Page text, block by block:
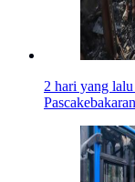
2 hari yang lalu
Pascakebakaran